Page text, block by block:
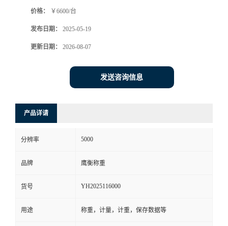
价格： ￥6600/台
发布日期： 2025-05-19
更新日期： 2026-08-07
发送咨询信息
产品详请
分辨率 5000
品牌 鹰衡称重
货号 YH2025116000
用途 称重，计量，计重，保存数据等